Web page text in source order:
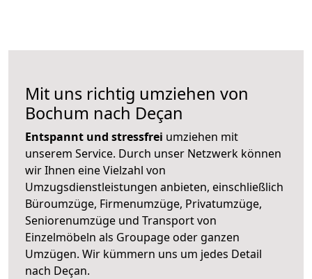
Mit uns richtig umziehen von
Bochum nach Deçan
Entspannt und stressfrei umziehen mit
unserem Service. Durch unser Netzwerk können
wir Ihnen eine Vielzahl von
Umzugsdienstleistungen anbieten, einschließlich
Büroumzüge, Firmenumzüge, Privatumzüge,
Seniorenumzüge und Transport von
Einzelmöbeln als Groupage oder ganzen
Umzügen. Wir kümmern uns um jedes Detail
nach Deçan.